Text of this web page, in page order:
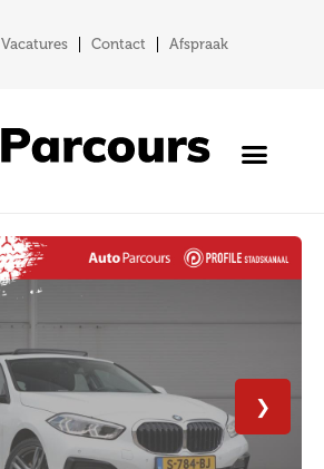
Vacatures Contact Afspraak
❯